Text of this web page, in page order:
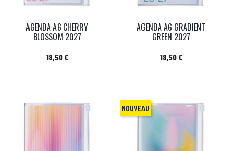
AGENDA A6 CHERRY
BLOSSOM 2027
Prix
18,50 €
AGENDA A6 GRADIENT
GREEN 2027
Prix
18,50 €
NOUVEAU